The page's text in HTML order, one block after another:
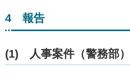
4 報告
(1) 人事案件（警務部）